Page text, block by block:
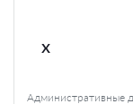
x
Административные